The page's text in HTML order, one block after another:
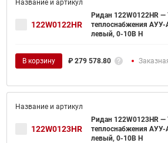
122W0122HR
Ридан 122W0122HR —
теплоснабжения АУУ-
левый, 0-10В H
В корзину ₽ 279 578.80
122W0123HR
Ридан 122W0123HR —
теплоснабжения АУУ-
левый, 0-10В H